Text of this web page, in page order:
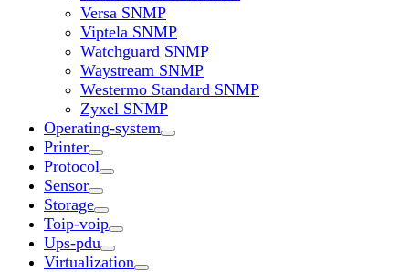
Versa SNMP
Viptela SNMP
Watchguard SNMP
Waystream SNMP
Westermo Standard SNMP
Zyxel SNMP
Operating-system
Printer
Protocol
Sensor
Storage
Toip-voip
Ups-pdu
Virtualization